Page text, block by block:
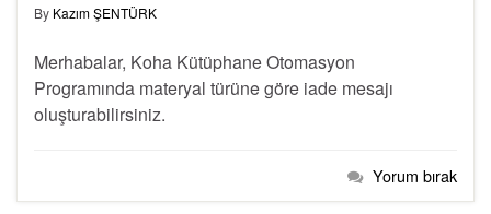
By Kazım ŞENTÜRK
Merhabalar, Koha Kütüphane Otomasyon
Programında materyal türüne göre iade mesajı
oluşturabilirsiniz.
Yorum bırak